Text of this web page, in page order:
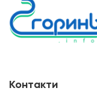
Контакти